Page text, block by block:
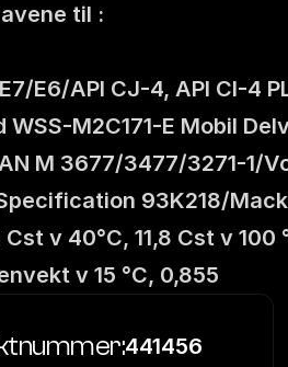
til :
E6/API CJ-4, API CI-4
WSS-M2C171-E Mobil
M 3677/3477/3271-1/
93K218/
v 40°C, 11,8 Cst v
v 15 °C, 0,855
441456